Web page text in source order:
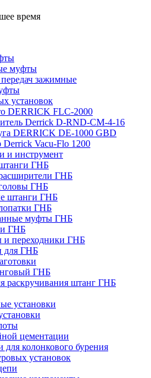
время
муфты
зажимные
установок
DERRICK FLC-2000
Derrick D-RND-CM-4-16
DERRICK DE-1000 GBD
Derrick Vacu-Flo 1200
и инструмент
ГНБ
ГНБ
ГНБ
штанги ГНБ
ГНБ
муфты ГНБ
ГНБ
и переходники ГНБ
для ГНБ
ГНБ
раскручивания штанг ГНБ
установки
цементации
для колонкового бурения
установок